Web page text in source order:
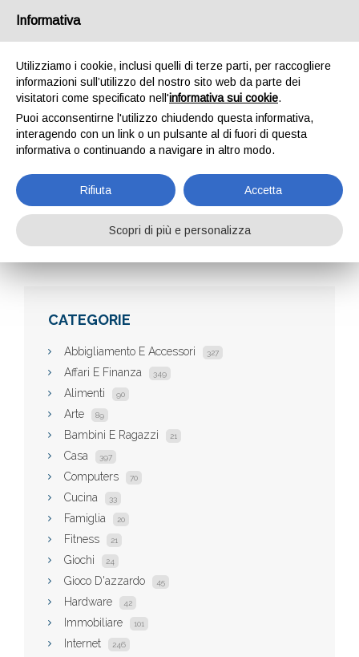
AMICO GURU
Aziende Amico Guru
CATEGORIE
Abbigliamento E Accessori 327
Affari E Finanza 349
Alimenti 90
Arte 89
Bambini E Ragazzi 21
Casa 397
Computers 70
Cucina 33
Famiglia 20
Fitness 21
Giochi 24
Gioco D'azzardo 45
Hardware 42
Immobiliare 101
Internet 246
Informativa
Utilizziamo i cookie, inclusi quelli di terze parti, per raccogliere
informazioni sull’utilizzo del nostro sito web da parte dei
visitatori come specificato nell'informativa sui cookie.
Puoi acconsentirne l'utilizzo chiudendo questa informativa,
interagendo con un link o un pulsante al di fuori di questa
informativa o continuando a navigare in altro modo.
Rifiuta Accetta
Scopri di più e personalizza